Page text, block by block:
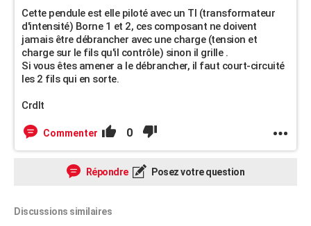
Cette pendule est elle piloté avec un TI (transformateur
d'intensité) Borne 1 et 2, ces composant ne doivent
jamais être débrancher avec une charge (tension et
charge sur le fils qu'il contrôle) sinon il grille .
Si vous êtes amener a le débrancher, il faut court-circuité
les 2 fils qui en sorte.
Crdlt
Commenter 0
Répondre Posez votre question
Discussions similaires